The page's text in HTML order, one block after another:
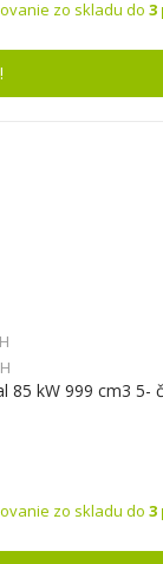
zo skladu do 3
85 kW 999 cm3 5-
zo skladu do 3